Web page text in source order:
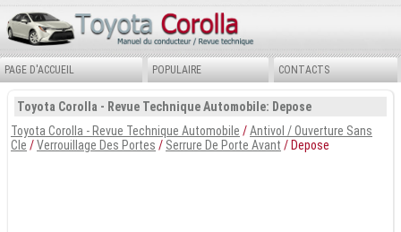
PAGE D'ACCUEIL POPULAIRE CONTACTS
Toyota Corolla - Revue Technique Automobile: Depose
Toyota Corolla - Revue Technique Automobile /Antivol / Ouverture Sans
Cle /Verrouillage Des Portes / Serrure De Porte Avant / Depose